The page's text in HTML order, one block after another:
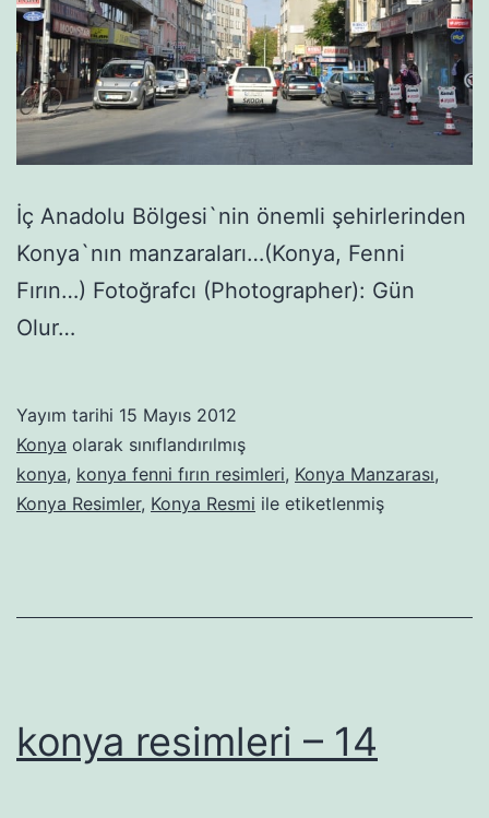
İç Anadolu Bölgesi`nin önemli şehirlerinden
Konya`nın manzaraları…(Konya, Fenni
Fırın…) Fotoğrafcı (Photographer): Gün
Olur…
Yayım tarihi 15 Mayıs 2012
Konya olarak sınıflandırılmış
konya, konya fenni fırın resimleri, Konya Manzarası,
Konya Resimler, Konya Resmi ile etiketlenmiş
konya resimleri – 14